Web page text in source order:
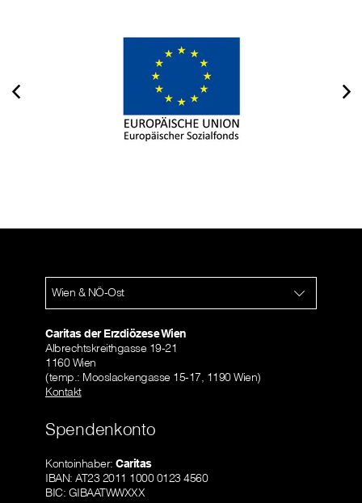
Wien & NÖ-Ost
Caritas der Erzdiözese Wien
Albrechtskreithgasse 19-21
1160 Wien
(temp.: Mooslackengasse 15-17, 1190 Wien)
Kontakt
Spendenkonto
Kontoinhaber: Caritas
IBAN: AT23 2011 1000 0123 4560
BIC: GIBAATWWXXX